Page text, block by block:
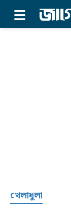
খেলাধুলা